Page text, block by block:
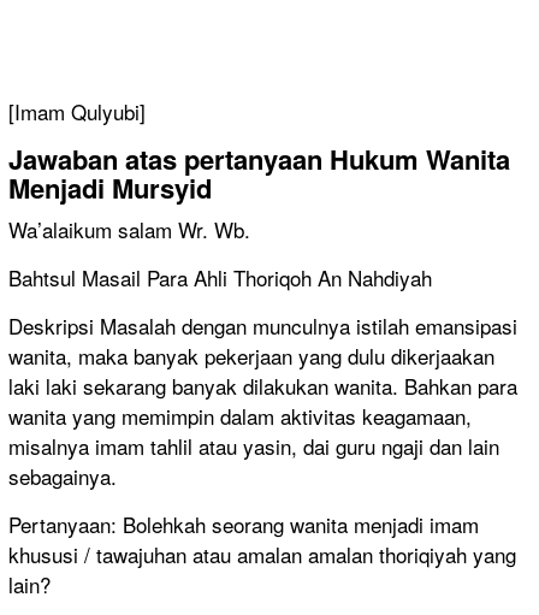
[Imam Qulyubi]
Jawaban atas pertanyaan Hukum Wanita
Menjadi Mursyid
Wa’alaikum salam Wr. Wb.
Bahtsul Masail Para Ahli Thoriqoh An Nahdiyah
Deskripsi Masalah dengan munculnya istilah emansipasi
wanita, maka banyak pekerjaan yang dulu dikerjaakan
laki laki sekarang banyak dilakukan wanita. Bahkan para
wanita yang memimpin dalam aktivitas keagamaan,
misalnya imam tahlil atau yasin, dai guru ngaji dan lain
sebagainya.
Pertanyaan: Bolehkah seorang wanita menjadi imam
khususi / tawajuhan atau amalan amalan thoriqiyah yang
lain?